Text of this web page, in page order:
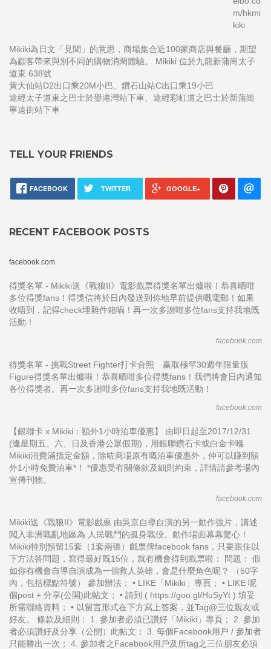
m/hkmi
kiki
Mikiki為日文「見聞」的意思，商場集合近100家商店與餐廳，期望
為顧客帶來與別不同的購物消閑體驗。 Mikiki 位於九龍新蒲崗太子
道東 638號
黃大仙站D2出口乘20M小巴、鑽石山站C出口乘19小巴
途經太子道東之巴士於譽港灣站下車、途經彩虹道之巴士於新蒲崗
寧遠街站下車
TELL YOUR FRIENDS
FACEBOOK TWITTER GOOGLE+
RECENT FACEBOOK POSTS
facebook.com
得獎名單 - Mikiki送《戰狼II》電影戲票得獎名單出爐啦！恭喜晒咁
多位得獎fans！得獎信將於日內發送到你地早前提供嘅電郵！如果
收唔到，記得check埋雜件箱喎！再一次多謝咁多位fans支持我地既
活動！
facebook.com
得獎名單 - 挑戰Street Fighter打卡合照 赢取極罕30週年限量版
Figure得獎名單出爐啦！恭喜晒咁多位得獎fans！我們將會日內通知
各位得獎者。再一次多謝咁多位fans支持我地既活動！
facebook.com
【銀聯卡 x Mikiki：額外1小時泊車優惠】 由即日起至2017/12/31
(逢星期五、六、日及香港公眾假期)，用銀聯鑽石卡或白金卡喺
Mikiki消費滿指定金額，除咗商場原有嘅泊車優惠外，仲可以賺到額
外1小時免費泊車*！ *優惠受有關條款及細則約束，詳情請參考場內
宣傳刊物。
facebook.com
Mikiki送《戰狼II》電影戲票 由吳京自導自演的另一動作強片，講述
闖入非洲戰亂地區為 人民戰鬥的孤身戰伇。動作場面幕幕驚心！
Mikiki特別預留15套（1套兩張）戲票俾facebook fans，只要跟住以
下方法答問題，寫得最好既15位，就有機會得到戲票啦： 問題： 假
如你有機會自導自演成為一個救人英雄，會是什麼角色呢？ （50字
內，包括標點符號） 參加辦法： • LIKE「Mikiki」專頁； • LIKE 呢
個post + 分享(公開)此帖文； • 請到 ( https://goo.gl/HuSyYt ) 填妥
所需聯絡資料； • 以留言形式在下方寫上答案，並Tag@三位親友或
好友。 條款及細則： 1. 參加者必須已讚好「Mikiki」專頁； 2. 參加
者必須讚好及分享（公開）此帖文； 3. 每個Facebook用戶 / 參加者
只能勝出一次； 4. 參加者之Facebook用戶及所tag之三位朋友必須